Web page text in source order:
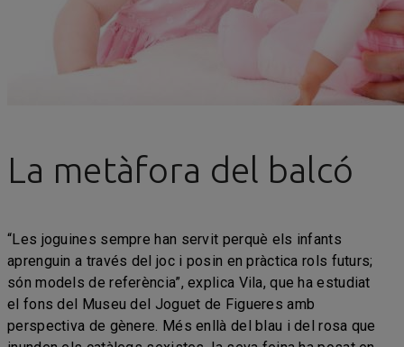
La metàfora del balcó
“Les joguines sempre han servit perquè els infants
aprenguin a través del joc i posin en pràctica rols futurs;
són models de referència”, explica Vila, que ha estudiat
el fons del Museu del Joguet de Figueres amb
perspectiva de gènere. Més enllà del blau i del rosa que